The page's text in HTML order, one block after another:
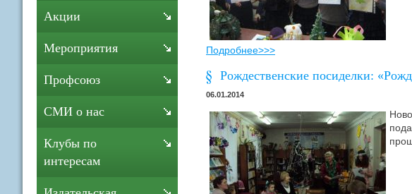
Подробнее>>>
Рождественские посиделки:
06.01.2014
Акции
Мероприятия
Профсоюз
СМИ о нас
Клубы по
интересам